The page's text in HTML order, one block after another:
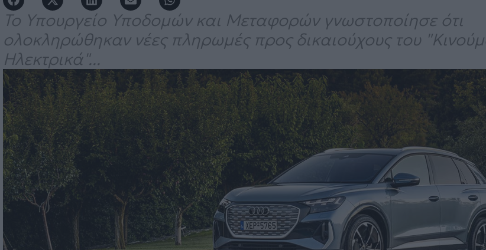
Το Υπουργείο Υποδομών και Μεταφορών γνωστοποίησε ότι
ολοκληρώθηκαν νέες πληρωμές προς δικαιούχους του
Ηλεκτρικά"...